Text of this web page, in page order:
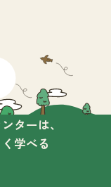
ターは、
学べる